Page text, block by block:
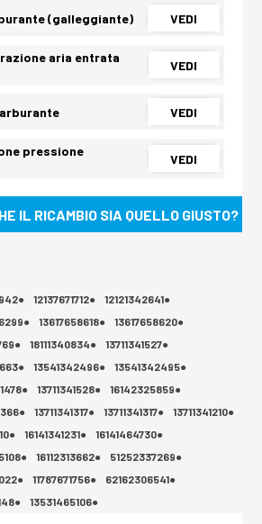
(galleggiante) VEDI
aria entrata
VEDI
VEDI
pressione
VEDI
IL RICAMBIO SIA QUELLO GIUSTO?
12137671712●
12121342641●
13617658618●
13617658620●
18111340834●
13711341527●
13541342496●
13541342495●
13711341528●
16142325859●
13711341317● 13711341317●
13711341210●
16141341231●
16141464730●
16112313662●
51252337269●
11787671756●
62162306541●
13531465106●